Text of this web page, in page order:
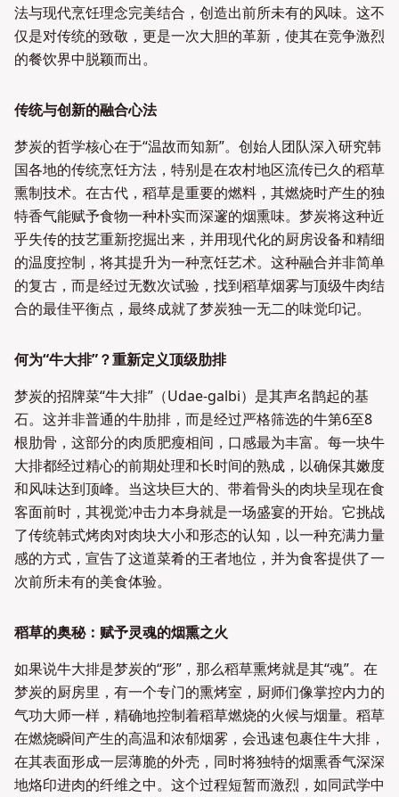
法与现代烹饪理念完美结合，创造出前所未有的风味。这不
仅是对传统的致敬，更是一次大胆的革新，使其在竞争激烈
的餐饮界中脱颖而出。
传统与创新的融合心法
梦炭的哲学核心在于“温故而知新”。创始人团队深入研究韩
国各地的传统烹饪方法，特别是在农村地区流传已久的稻草
熏制技术。在古代，稻草是重要的燃料，其燃烧时产生的独
特香气能赋予食物一种朴实而深邃的烟熏味。梦炭将这种近
乎失传的技艺重新挖掘出来，并用现代化的厨房设备和精细
的温度控制，将其提升为一种烹饪艺术。这种融合并非简单
的复古，而是经过无数次试验，找到稻草烟雾与顶级牛肉结
合的最佳平衡点，最终成就了梦炭独一无二的味觉印记。
何为“牛大排”？重新定义顶级肋排
梦炭的招牌菜“牛大排”（Udae-galbi）是其声名鹊起的基
石。这并非普通的牛肋排，而是经过严格筛选的牛第6至8
根肋骨，这部分的肉质肥瘦相间，口感最为丰富。每一块牛
大排都经过精心的前期处理和长时间的熟成，以确保其嫩度
和风味达到顶峰。当这块巨大的、带着骨头的肉块呈现在食
客面前时，其视觉冲击力本身就是一场盛宴的开始。它挑战
了传统韩式烤肉对肉块大小和形态的认知，以一种充满力量
感的方式，宣告了这道菜肴的王者地位，并为食客提供了一
次前所未有的美食体验。
稻草的奥秘：赋予灵魂的烟熏之火
如果说牛大排是梦炭的“形”，那么稻草熏烤就是其“魂”。在
梦炭的厨房里，有一个专门的熏烤室，厨师们像掌控内力的
气功大师一样，精确地控制着稻草燃烧的火候与烟量。稻草
在燃烧瞬间产生的高温和浓郁烟雾，会迅速包裹住牛大排，
在其表面形成一层薄脆的外壳，同时将独特的烟熏香气深深
地烙印进肉的纤维之中。这个过程短暂而激烈，如同武学中